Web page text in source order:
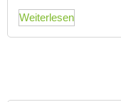
Weiterlesen